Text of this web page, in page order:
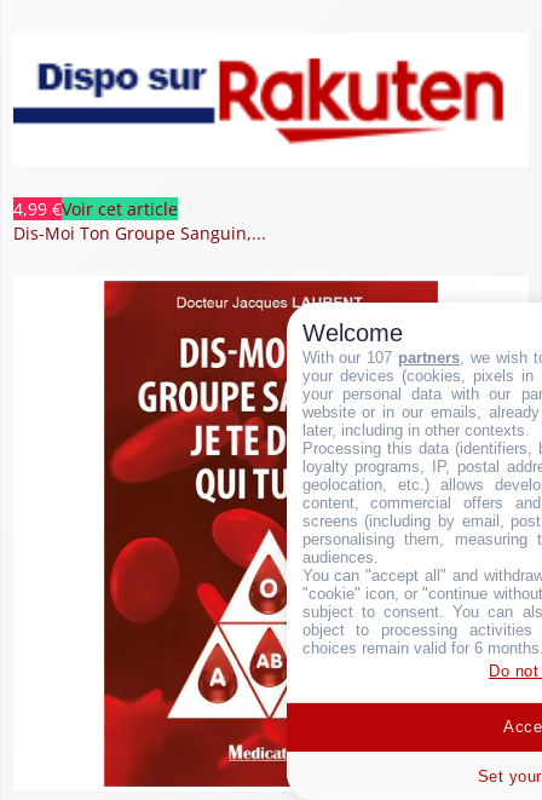
4,99 €Voir cet article
Dis-Moi Ton Groupe Sanguin,...
Welcome
With our 107 partners, we wish
your devices (cookies, pixels
your personal data with our
website or in our emails,
later, including in other contexts.
Processing this data (identifiers,
loyalty programs, IP, postal
geolocation, etc.) allows
content, commercial offers
screens (including by email,
personalising them, measuring
audiences.
You can "accept all" and
"cookie" icon, or "continue
subject to consent. You can
object to processing
choices remain valid for 6
Do
Set